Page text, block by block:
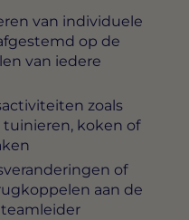
van individuele
op de
van iedere
zoals
koken of
of
aan de